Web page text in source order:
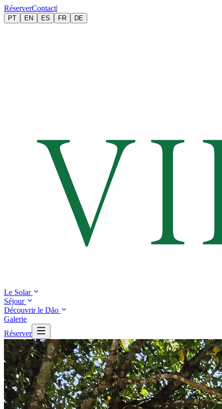
RéserverContact|
PT EN ES FR DE
Le Solar
Séjour
Découvrir le Dão
Galerie
Réserver